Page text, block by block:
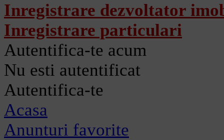
Inregistrare dezvoltator
Inregistrare particulari
Autentifica-te acum
Nu esti autentificat
Autentifica-te
Acasa
Anunturi favorite